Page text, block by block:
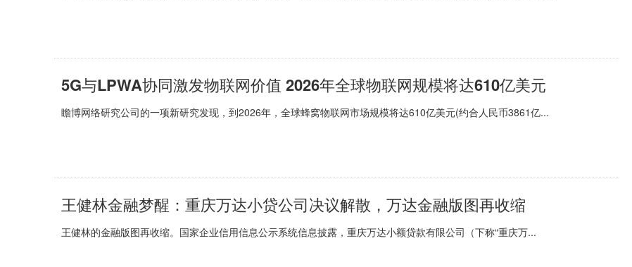
5G与LPWA协同激发物联网价值 2026年全球物联网规模将达610亿美元
瞻博网络研究公司的一项新研究发现，到2026年，全球蜂窝物联网市场规模将达610亿美元(约合人民币3861亿...
王健林金融梦醒：重庆万达小贷公司决议解散，万达金融版图再收缩
王健林的金融版图再收缩。国家企业信用信息公示系统信息披露，重庆万达小额贷款有限公司（下称“重庆万...